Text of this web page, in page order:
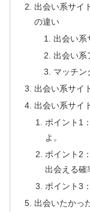
出会い系サイ
の違い
出会い系
出会い系
マッチン
出会い系サイ
出会い系サイ
ポイント1
よ。
ポイント2
出会える確
ポイント3
出会いたかっ